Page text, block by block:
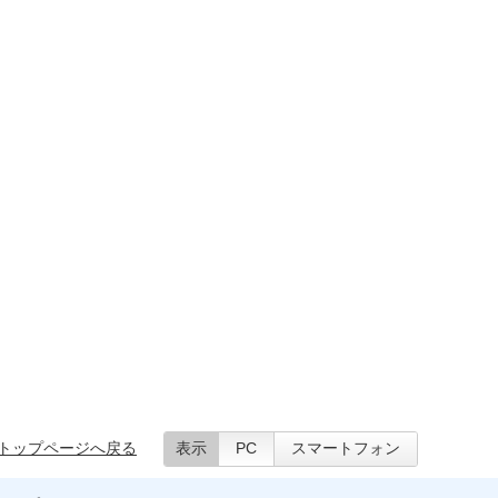
トップページへ戻る 表示 PC スマートフォン